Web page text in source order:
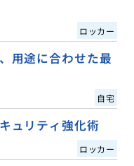
ロッカー
用途に合わせた最
自宅
ュリティ強化術
ロッカー